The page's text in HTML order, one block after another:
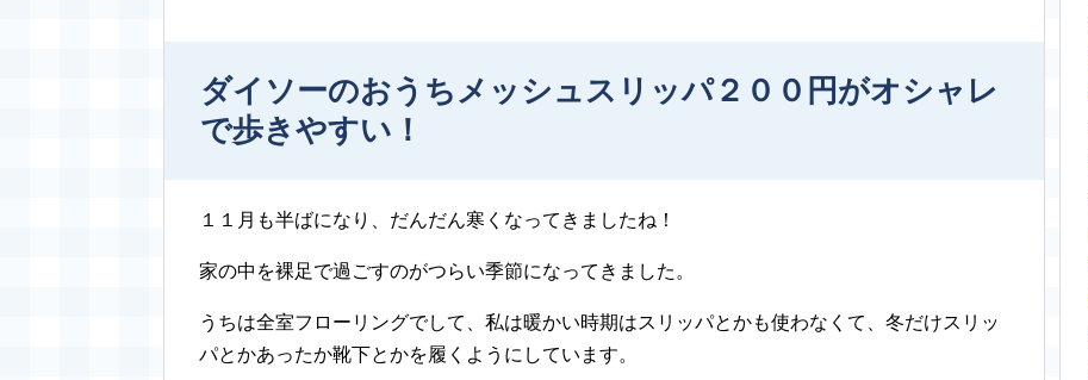
ダイソーのおうちメッシュスリッパ２００円がオシャレ
で歩きやすい！
１１月も半ばになり、だんだん寒くなってきましたね！
家の中を裸足で過ごすのがつらい季節になってきました。
うちは全室フローリングでして、私は暖かい時期はスリッパとかも使わなくて、冬だけスリッ
パとかあったか靴下とかを履くようにしています。